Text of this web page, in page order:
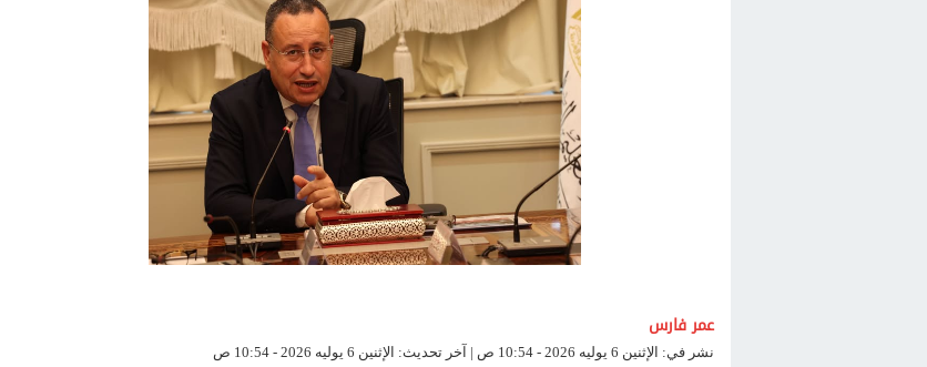
عمر فارس
نشر في: الإثنين 6 يوليه 2026 - 10:54 ص | آخر تحديث: الإثنين 6 يوليه 2026 - 10:54 ص